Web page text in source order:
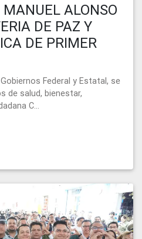
ALONSO
DE PAZ Y
DE PRIMER
Federal y Estatal, se
de salud, bienestar,
C...